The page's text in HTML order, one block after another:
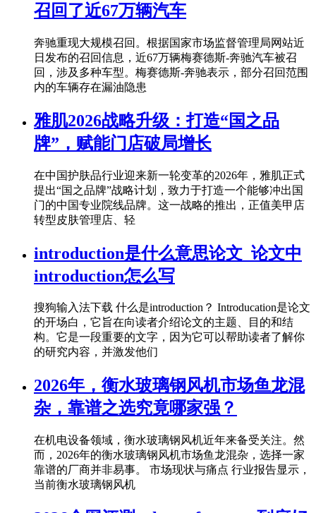
召回了近67万辆汽车
奔驰重现大规模召回。根据国家市场监督管理局网站近
日发布的召回信息，近67万辆梅赛德斯-奔驰汽车被召
回，涉及多种车型。梅赛德斯-奔驰表示，部分召回范围
内的车辆存在漏油隐患
雅肌2026战略升级：打造“国之品
牌”，赋能门店破局增长
在中国护肤品行业迎来新一轮变革的2026年，雅肌正式
提出“国之品牌”战略计划，致力于打造一个能够冲出国
门的中国专业院线品牌。这一战略的推出，正值美甲店
转型皮肤管理店、轻
introduction是什么意思论文_论文中
introduction怎么写
搜狗输入法下载 什么是introduction？ Introducation是论文
的开场白，它旨在向读者介绍论文的主题、目的和结
构。它是一段重要的文字，因为它可以帮助读者了解你
的研究内容，并激发他们
2026年，衡水玻璃钢风机市场鱼龙混
杂，靠谱之选究竟哪家强？
在机电设备领域，衡水玻璃钢风机近年来备受关注。然
而，2026年的衡水玻璃钢风机市场鱼龙混杂，选择一家
靠谱的厂商并非易事。 市场现状与痛点 行业报告显示，
当前衡水玻璃钢风机